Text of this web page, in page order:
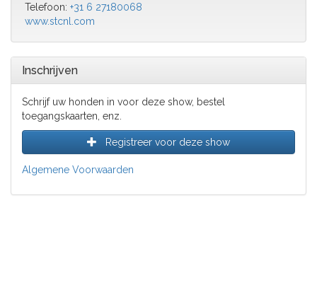
Telefoon: +31 6 27180068
www.stcnl.com
Inschrijven
Schrijf uw honden in voor deze show, bestel
toegangskaarten, enz.
Registreer voor deze show
Algemene Voorwaarden